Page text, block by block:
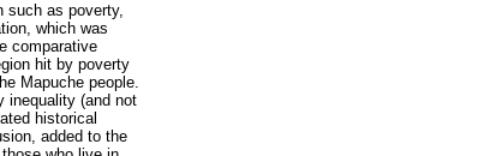
such as poverty,
which was
comparative
hit by poverty
Mapuche people.
inequality (and not
historical
added to the